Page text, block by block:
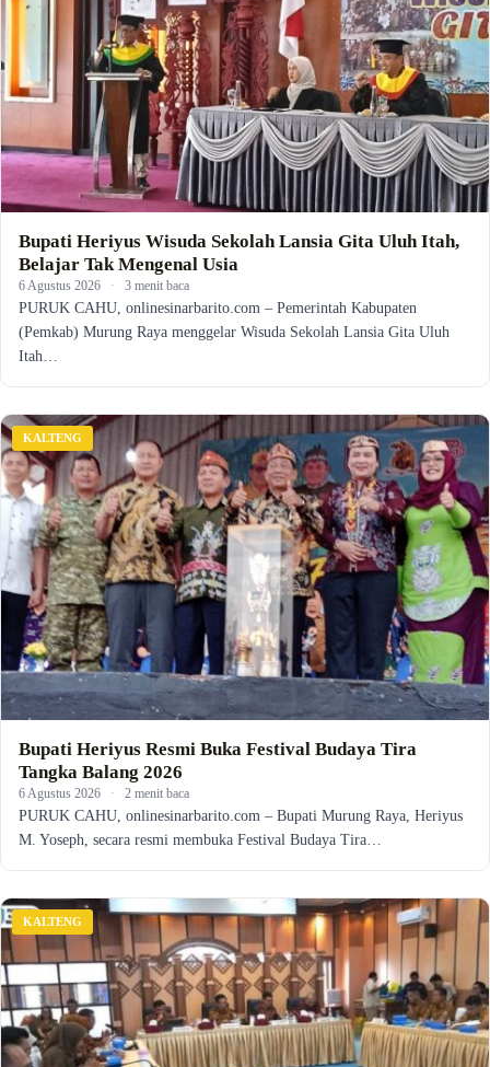
Bupati Heriyus Wisuda Sekolah Lansia Gita Uluh Itah,
Belajar Tak Mengenal Usia
6 Agustus 2026 · 3 menit baca
PURUK CAHU, onlinesinarbarito.com – Pemerintah Kabupaten
(Pemkab) Murung Raya menggelar Wisuda Sekolah Lansia Gita Uluh
Itah…
KALTENG
Bupati Heriyus Resmi Buka Festival Budaya Tira
Tangka Balang 2026
6 Agustus 2026 · 2 menit baca
PURUK CAHU, onlinesinarbarito.com – Bupati Murung Raya, Heriyus
M. Yoseph, secara resmi membuka Festival Budaya Tira…
KALTENG